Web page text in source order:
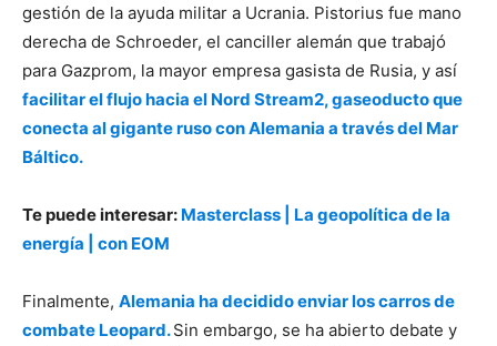
gestión de la ayuda militar a Ucrania. Pistorius fue mano
derecha de Schroeder, el canciller alemán que trabajó
para Gazprom, la mayor empresa gasista de Rusia, y así
facilitar el flujo hacia el Nord Stream2, gaseoducto que
conecta al gigante ruso con Alemania a través del Mar
Báltico.
Te puede interesar: Masterclass | La geopolítica de la
energía | con EOM
Finalmente, Alemania ha decidido enviar los carros de
combate Leopard.Sin embargo, se ha abierto debate y